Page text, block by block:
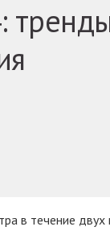
в течение двух